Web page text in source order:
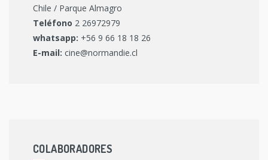
Chile / Parque Almagro
Teléfono 2 26972979
whatsapp: +56 9 66 18 18 26
E-mail: cine@normandie.cl
COLABORADORES